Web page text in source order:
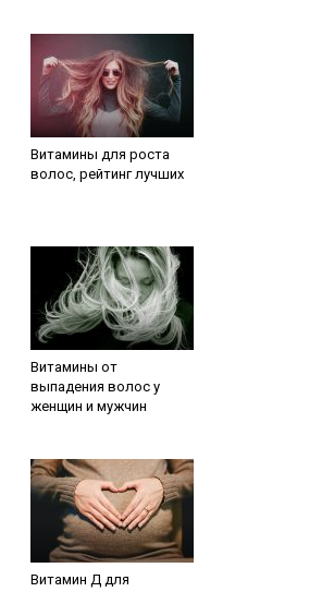
Витамины для роста
волос, рейтинг лучших
Витамины от
выпадения волос у
женщин и мужчин
Витамин Д для